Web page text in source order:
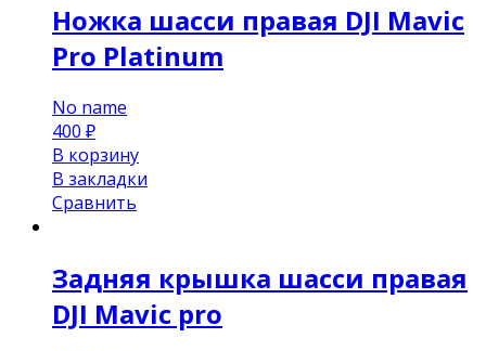
Ножка шасси правая DJI Mavic
Pro Platinum
No name
400 ₽
В корзину
В закладки
Сравнить
Задняя крышка шасси правая
DJI Mavic pro